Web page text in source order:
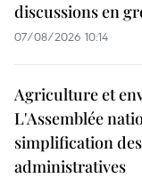
discussions en
07/08/2026 10:14
Agriculture et
L'Assemblée
simplification
administratives